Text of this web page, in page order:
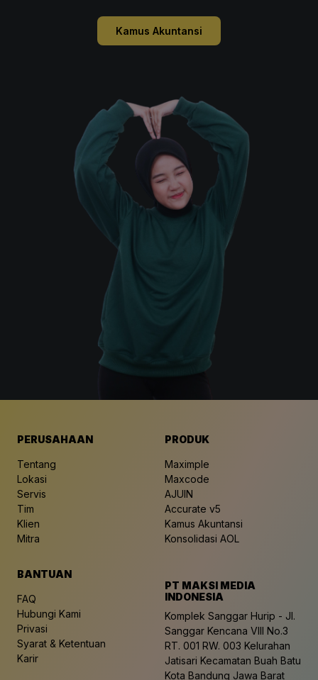
Kamus Akuntansi
PERUSAHAAN
Tentang
Lokasi
Servis
Tim
Klien
Mitra
PRODUK
Maximple
Maxcode
AJUIN
Accurate v5
Kamus Akuntansi
Konsolidasi AOL
BANTUAN
FAQ
Hubungi Kami
Privasi
Syarat & Ketentuan
Karir
PT MAKSI MEDIA
INDONESIA
Komplek Sanggar Hurip - Jl.
Sanggar Kencana VIII No.3
RT. 001 RW. 003 Kelurahan
Jatisari Kecamatan Buah Batu
Kota Bandung Jawa Barat